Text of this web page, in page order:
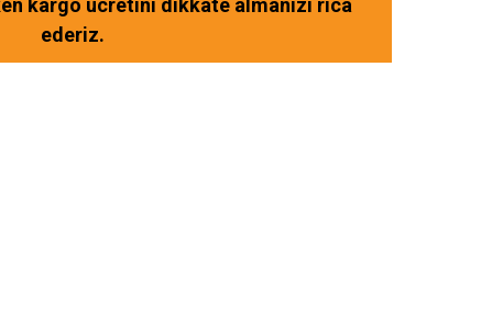
kargo ücretini dikkate almanızı rica
ederiz.